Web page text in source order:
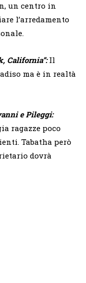
un centro in
l’arredamento
California”:Il
ma è in realtà
e Pileggi:
ragazze poco
Tabatha però
dovrà